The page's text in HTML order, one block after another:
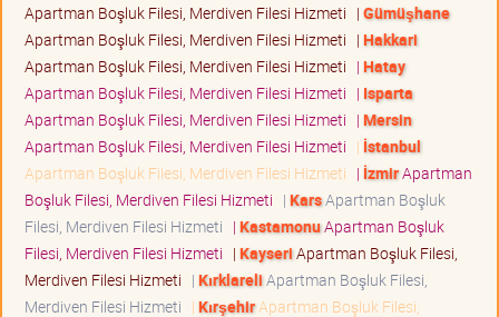
Apartman Boşluk Filesi, Merdiven Filesi Hizmeti | Gümüşhane
Apartman Boşluk Filesi, Merdiven Filesi Hizmeti | Hakkari
Apartman Boşluk Filesi, Merdiven Filesi Hizmeti | Hatay
Apartman Boşluk Filesi, Merdiven Filesi Hizmeti | Isparta
Apartman Boşluk Filesi, Merdiven Filesi Hizmeti | Mersin
Apartman Boşluk Filesi, Merdiven Filesi Hizmeti | İstanbul
Apartman Boşluk Filesi, Merdiven Filesi Hizmeti | İzmirApartman
Boşluk Filesi, Merdiven Filesi Hizmeti | KarsApartman Boşluk
Filesi, Merdiven Filesi Hizmeti | KastamonuApartman Boşluk
Filesi, Merdiven Filesi Hizmeti | KayseriApartman Boşluk Filesi,
Merdiven Filesi Hizmeti | KırklareliApartman Boşluk Filesi,
Merdiven Filesi Hizmeti | KırşehirApartman Boşluk Filesi,